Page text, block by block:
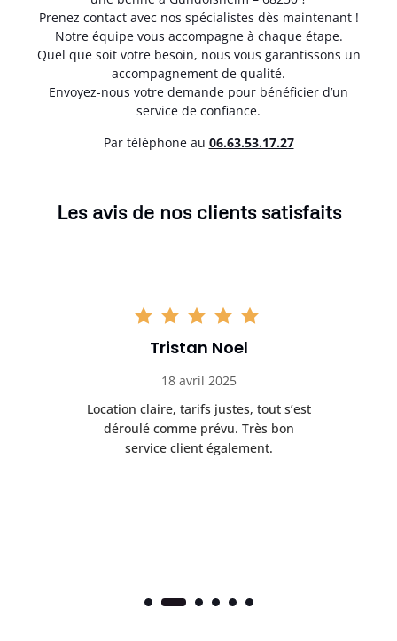
Prenez contact avec nos spécialistes dès maintenant !
Notre équipe vous accompagne à chaque étape.
Quel que soit votre besoin, nous vous garantissons un
accompagnement de qualité.
Envoyez-nous votre demande pour bénéficier d’un
service de confiance.
Par téléphone au 06.63.53.17.27
Les avis de nos clients satisfaits
Tristan Noel
18 avril 2025
Location claire, tarifs justes, tout s’est
déroulé comme prévu. Très bon
service client également.